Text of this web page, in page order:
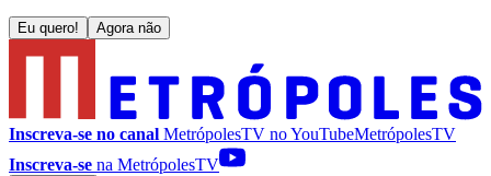
Eu quero! Agora não
Inscreva-se no canal MetrópolesTV noYouTubeMetrópolesTV
Inscreva-se na MetrópolesTV